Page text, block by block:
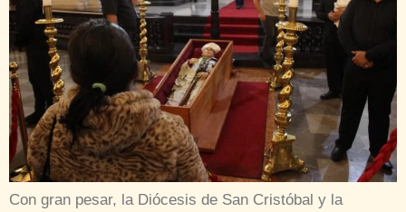
Con gran pesar, la Diócesis de San Cristóbal y la